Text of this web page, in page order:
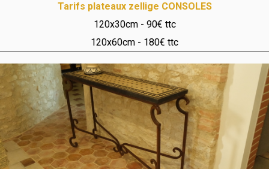
Tarifs plateaux zellige CONSOLES
120x30cm - 90€ ttc
120x60cm - 180€ ttc